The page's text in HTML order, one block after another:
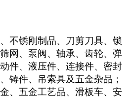
不锈刚制品、刀剪刀具、锁
网、泵阀、轴承、齿轮、弹
件、液压件、连接件、密封
铸件、吊索具及五金杂品；
、五金工艺品、滑板车、安